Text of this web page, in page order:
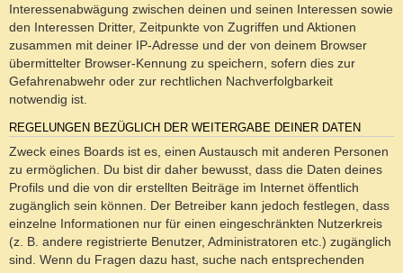
Interessenabwägung zwischen deinen und seinen Interessen sowie
den Interessen Dritter, Zeitpunkte von Zugriffen und Aktionen
zusammen mit deiner IP-Adresse und der von deinem Browser
übermittelter Browser-Kennung zu speichern, sofern dies zur
Gefahrenabwehr oder zur rechtlichen Nachverfolgbarkeit
notwendig ist.
REGELUNGEN BEZÜGLICH DER WEITERGABE DEINER DATEN
Zweck eines Boards ist es, einen Austausch mit anderen Personen
zu ermöglichen. Du bist dir daher bewusst, dass die Daten deines
Profils und die von dir erstellten Beiträge im Internet öffentlich
zugänglich sein können. Der Betreiber kann jedoch festlegen, dass
einzelne Informationen nur für einen eingeschränkten Nutzerkreis
(z. B. andere registrierte Benutzer, Administratoren etc.) zugänglich
sind. Wenn du Fragen dazu hast, suche nach entsprechenden